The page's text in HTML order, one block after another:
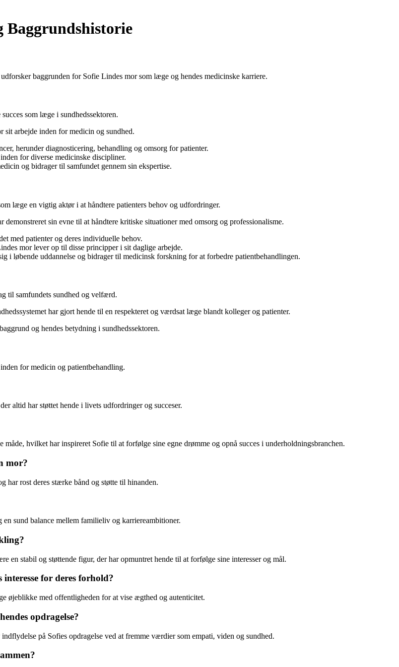
Baggrundshistorie
baggrunden for Sofie Lindes mor som læge og hendes medicinske karriere.
som læge i sundhedssektoren.
sit arbejde inden for medicin og sundhed.
herunder diagnosticering, behandling og omsorg for patienter.
for diverse medicinske discipliner.
og bidrager til samfundet gennem sin ekspertise.
læge en vigtig aktør i at håndtere patienters behov og udfordringer.
sin evne til at håndtere kritiske situationer med omsorg og professionalisme.
med patienter og deres individuelle behov.
mor lever op til disse principper i sit daglige arbejde.
i løbende uddannelse og bidrager til medicinsk forskning for at forbedre patientbehandlingen.
til samfundets sundhed og velfærd.
har gjort hende til en respekteret og værdsat læge blandt kolleger og patienter.
og hendes betydning i sundhedssektoren.
for medicin og patientbehandling.
altid har støttet hende i livets udfordringer og succeser.
hvilket har inspireret Sofie til at forfølge sine egne drømme og opnå succes i underholdningsbranchen.
mor?
har rost deres stærke bånd og støtte til hinanden.
sund balance mellem familieliv og karriereambitioner.
stabil og støttende figur, der har opmuntret hende til at forfølge sine interesser og mål.
for deres forhold?
øjeblikke med offentligheden for at vise ægthed og autenticitet.
opdragelse?
på Sofies opdragelse ved at fremme værdier som empati, viden og sundhed.